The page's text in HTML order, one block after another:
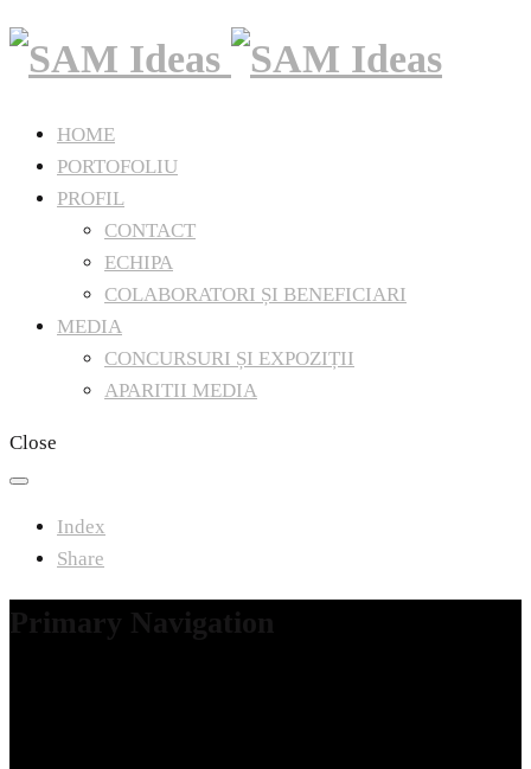
HOME
PORTOFOLIU
PROFIL
CONTACT
ECHIPA
COLABORATORI ȘI BENEFICIARI
MEDIA
CONCURSURI ȘI EXPOZIȚII
APARITII MEDIA
Close
Index
Share